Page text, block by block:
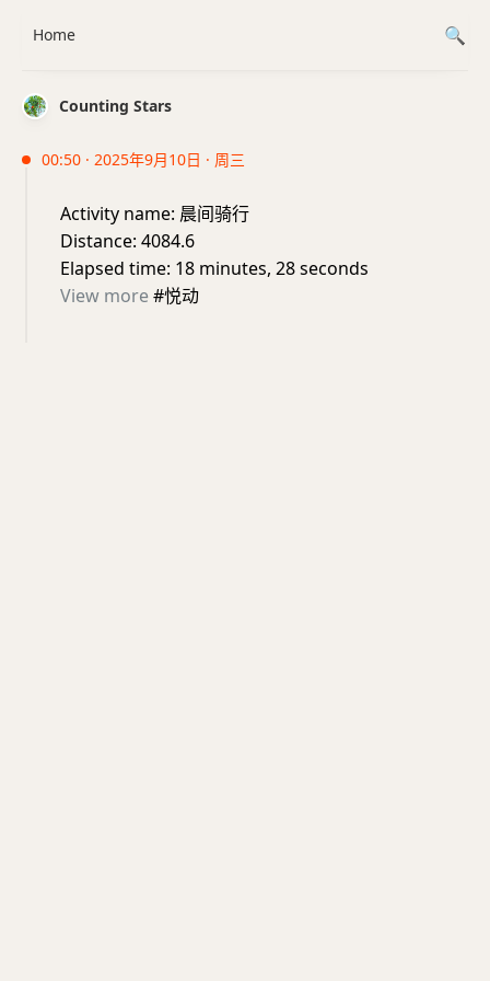
Counting Stars
00:50 · 2025年9月10日 · 周三
Activity name: 晨间骑行
Distance: 4084.6
Elapsed time: 18 minutes, 28 seconds
View more#悦动
Home